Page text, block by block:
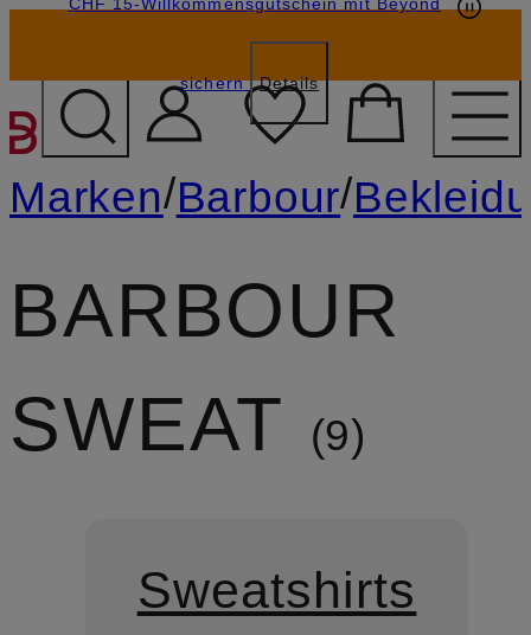
ZUM HAUPTINHALT
sichern Details
Marken/Barbour/
BARBOUR
SWEAT
9
Sweatshirts